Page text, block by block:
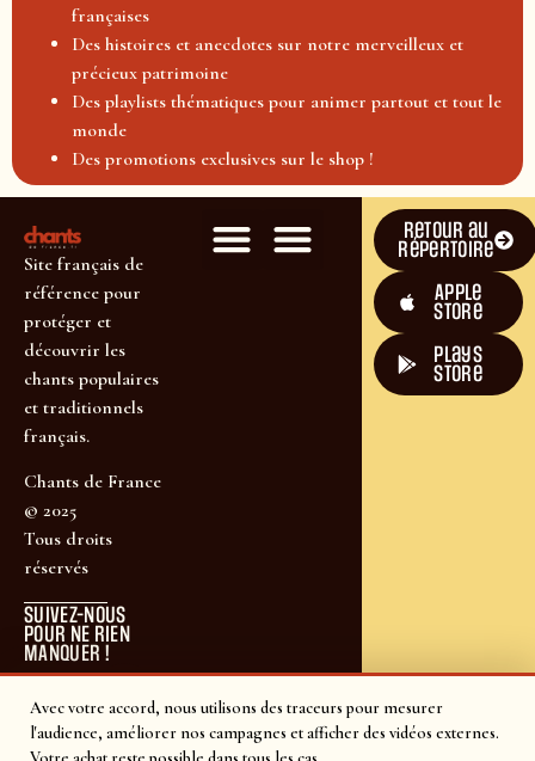
Avec votre accord, nous utilisons des traceurs pour mesurer
l'audience, améliorer nos campagnes et afficher des vidéos externes.
françaises
Des histoires et anecdotes sur notre merveilleux et
précieux patrimoine
Des playlists thématiques pour animer partout et tout le
monde
Des promotions exclusives sur le shop !
Site français de
référence pour
protéger et
découvrir les
chants populaires
et traditionnels
français.
Chants de France
© 2025
Tous droits
réservés
SUIVEZ-NOUS
POUR NE RIEN
MANQUER !
Retour au
répertoire
Apple
Store
plays
store